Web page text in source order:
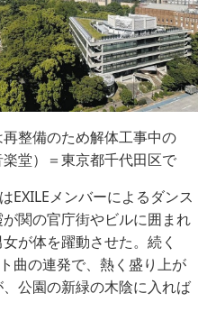
整備のため解体工事中の
楽堂）＝東京都千代田区で
EXILEメンバーによるダンス
関の官庁街やビルに囲まれ
が体を躍動させた。続く
曲の連発で、熱く盛り上が
公園の新緑の木陰に入れば